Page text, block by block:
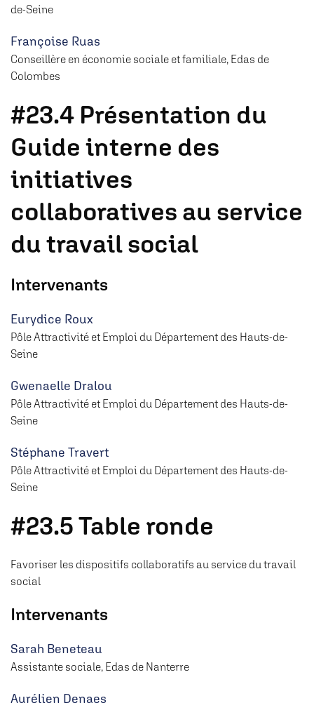
de-Seine
Françoise Ruas
Conseillère en économie sociale et familiale, Edas de
Colombes
#23.4 Présentation du
Guide interne des
initiatives
collaboratives au service
du travail social
Intervenants
Eurydice Roux
Pôle Attractivité et Emploi du Département des Hauts-de-
Seine
Gwenaelle Dralou
Pôle Attractivité et Emploi du Département des Hauts-de-
Seine
Stéphane Travert
Pôle Attractivité et Emploi du Département des Hauts-de-
Seine
#23.5 Table ronde
Favoriser les dispositifs collaboratifs au service du travail
social
Intervenants
Sarah Beneteau
Assistante sociale, Edas de Nanterre
Aurélien Denaes